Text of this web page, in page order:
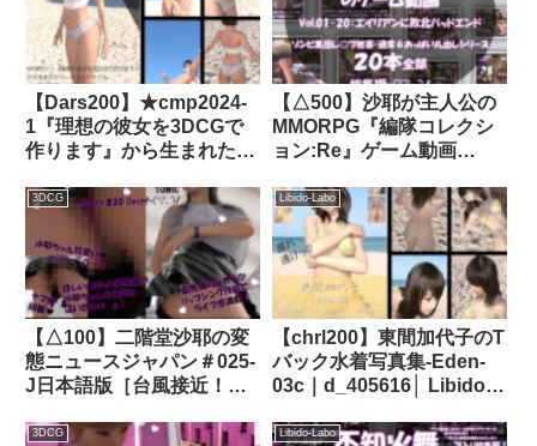
に警察署に呼ばれ、ネット
に公開されている自らのパ
ンチラ動画を証拠品として
見せられて絶叫・悲鳴・キ
モがる激ミニちゃん｜
d_154805│ Libido-Labo
【Dars200】★cmp2024-
1『理想の彼女を3DCGで
作ります』から生まれたバ
沙耶（にかいどうさや）」
のグラドル撮影風写真
集:Saya3｜d_395587│
Libido-Labo
【△500】沙耶が主人公の
MMORPG『編隊コレクシ
ョン:Re』ゲーム動画
団によるレ○プ被害に遭っ
てしまう:おっぱい丸出し
シリーズ20本全部入り総集
編！）｜d_754853
3DCG
【△100】二階堂沙耶の変
態ニュースジャパン＃025-
J日本語版［台風接近！エ
ーが出社できずピンチヒッ
Libido-Labo
【chrl200】東間加代子のT
バック水着写真集-Eden-
03c｜d_405616│ Libido-
3DCG Libido-Labo